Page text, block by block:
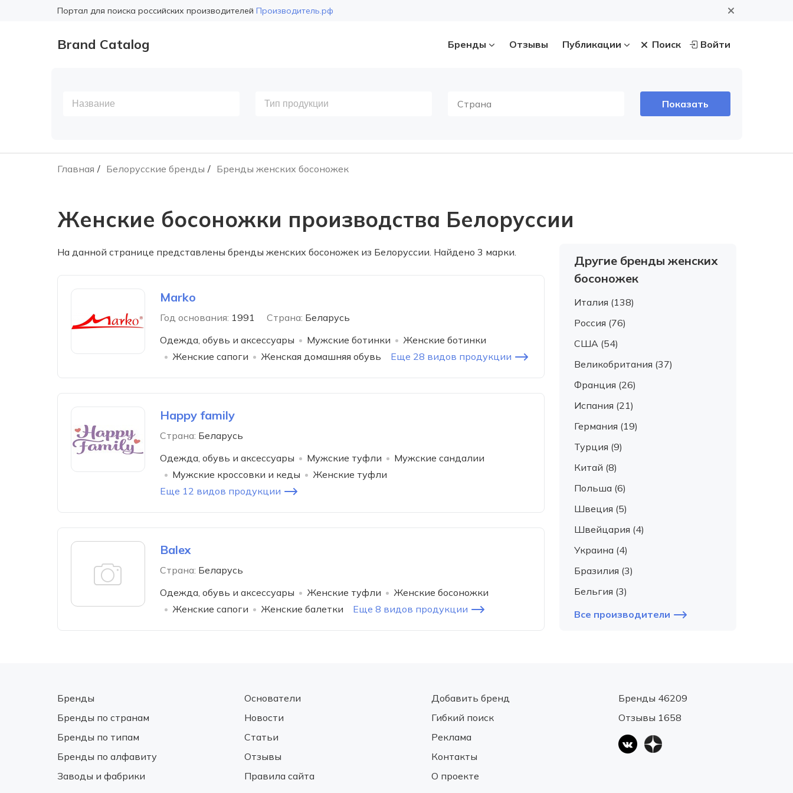
Портал для поиска российских производителей Производитель.рф
Brand Catalog Бренды Отзывы Публикации Поиск Войти
Страна
Главная Белорусские бренды Бренды женских босоножек
Женские босоножки производства Белоруссии
На данной странице представлены бренды женских босоножек из Белоруссии. Найдено 3 марки.
Marko
Год основания: 1991 Страна: Беларусь
Одежда, обувь и аксессуары
Мужские ботинки
Женские ботинки
Женские сапоги
Женская домашняя обувь Еще 28 видов продукции
Happy family
Страна: Беларусь
Одежда, обувь и аксессуары
Мужские туфли
Мужские сандалии
Мужские кроссовки и кеды
Женские туфли
Еще 12 видов продукции
Balex
Страна: Беларусь
Одежда, обувь и аксессуары
Женские туфли
Женские босоножки
Женские сапоги
Женские балетки Еще 8 видов продукции
Другие бренды женских
босоножек
Италия (138)
Россия (76)
США (54)
Великобритания (37)
Франция (26)
Испания (21)
Германия (19)
Турция (9)
Китай (8)
Польша (6)
Швеция (5)
Швейцария (4)
Украина (4)
Бразилия (3)
Бельгия (3)
Все производители
Бренды
Бренды по странам
Бренды по типам
Бренды по алфавиту
Заводы и фабрики
Основатели
Новости
Статьи
Отзывы
Правила сайта
Добавить бренд
Гибкий поиск
Реклама
Контакты
О проекте
Бренды 46209
Отзывы 1658